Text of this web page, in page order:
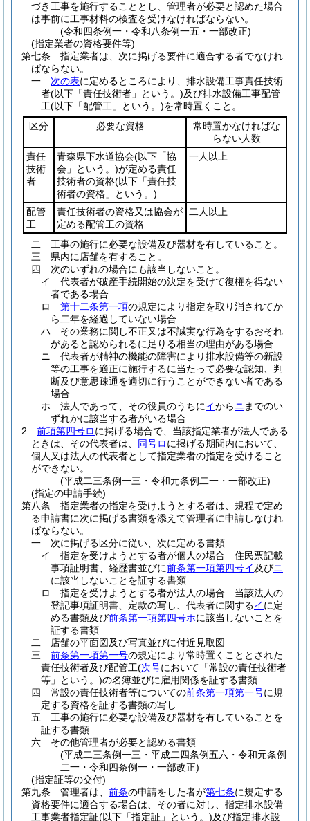
づき工事を施行することとし、管理者が必要と認めた場合
は事前に工事材料の検査を受けなければならない。
(令和四条例一・令和八条例一五・一部改正)
(指定業者の資格要件等)
第七条
指定業者は、次に掲げる要件に適合する者でなけれ
ばならない。
一
次の表に定めるところにより、排水設備工事責任技術
者(以下「責任技術者」という。)及び排水設備工事配管
工(以下「配管工」という。)を常時置くこと。
区分
必要な資格
常時置かなければな
らない人数
責任
技術
者
青森県下水道協会(以下「協
会」という。)が定める責任
技術者の資格(以下「責任技
術者の資格」という。)
一人以上
配管
工
責任技術者の資格又は協会が
定める配管工の資格
二人以上
二
工事の施行に必要な設備及び器材を有していること。
三
県内に店舗を有すること。
四
次のいずれの場合にも該当しないこと。
イ
代表者が破産手続開始の決定を受けて復権を得ない
者である場合
ロ
第十二条第一項の規定により指定を取り消されてか
ら二年を経過していない場合
ハ
その業務に関し不正又は不誠実な行為をするおそれ
があると認められるに足りる相当の理由がある場合
ニ
代表者が精神の機能の障害により排水設備等の新設
等の工事を適正に施行するに当たって必要な認知、判
断及び意思疎通を適切に行うことができない者である
場合
ホ
法人であって、その役員のうちにイからニ までのい
ずれかに該当する者がいる場合
2
前項第四号ロに掲げる場合で、当該指定業者が法人である
ときは、その代表者は、 同号ロに掲げる期間内において、
個人又は法人の代表者として指定業者の指定を受けること
ができない。
(平成二三条例一三・令和元条例二一・一部改正)
(指定の申請手続)
第八条
指定業者の指定を受けようとする者は、規程で定め
る申請書に次に掲げる書類を添えて管理者に申請しなけれ
ばならない。
一
次に掲げる区分に従い、次に定める書類
イ
指定を受けようとする者が個人の場合 住民票記載
事項証明書、経歴書並びに前条第一項第四号イ及びニ
に該当しないことを証する書類
ロ
指定を受けようとする者が法人の場合 当該法人の
登記事項証明書、定款の写し、代表者に関するイに定
める書類及び前条第一項第四号ホに該当しないことを
証する書類
二
店舗の平面図及び写真並びに付近見取図
三
前条第一項第一号の規定により常時置くこととされた
責任技術者及び配管工(次号において「常設の責任技術者
等」という。)の名簿並びに雇用関係を証する書類
四
常設の責任技術者等についての前条第一項第一号に規
定する資格を証する書類の写し
五
工事の施行に必要な設備及び器材を有していることを
証する書類
六
その他管理者が必要と認める書類
(平成二三条例一三・平成二四条例五六・令和元条例
二一・令和四条例一・一部改正)
(指定証等の交付)
第九条
管理者は、 前条の申請をした者が第七条に規定する
資格要件に適合する場合は、その者に対し、指定排水設備
工事業者指定証(以下「指定証」という。)及び指定排水設